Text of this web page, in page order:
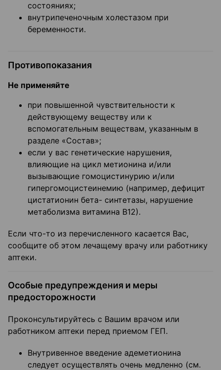
состояниях;
внутрипеченочным холестазом при
беременности.
Противопоказания
Не применяйте
при повышенной чувствительности к
действующему веществу или к
вспомогательным веществам, указанным в
разделе «Состав»;
если у вас генетические нарушения,
влияющие на цикл метионина и/или
вызывающие гомоцистинурию и/или
гипергомоцистеинемию (например, дефицит
цистатионин бета- синтетазы, нарушение
метаболизма витамина В12).
Если что-то из перечисленного касается Вас,
сообщите об этом лечащему врачу или работнику
аптеки.
Особые предупреждения и меры
предосторожности
Проконсультируйтесь с Вашим врачом или
работником аптеки перед приемом ГЕП.
Внутривенное введение адеметионина
следует осуществлять очень медленно (см.